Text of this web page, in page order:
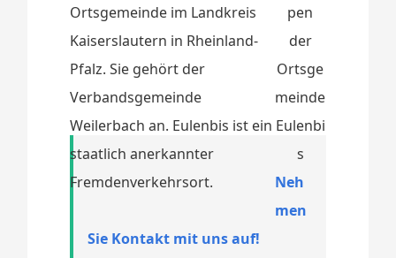
Ortsgemeinde im Landkreis
Kaiserslautern in Rheinland-
Pfalz. Sie gehört der
Verbandsgemeinde
Weilerbach an. Eulenbis ist ein
staatlich anerkannter
Fremdenverkehrsort.
Neh
men
Sie Kontakt mit uns auf!